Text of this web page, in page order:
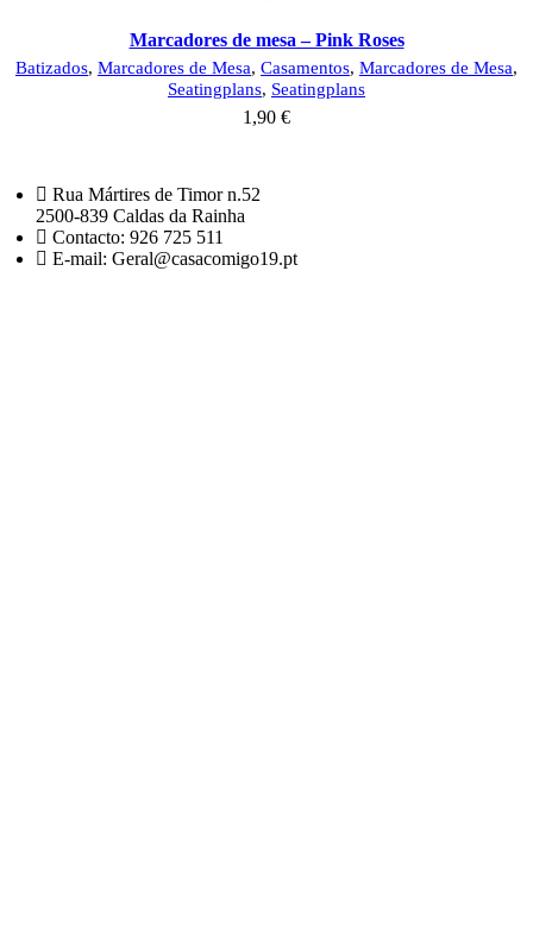
Marcadores de mesa – Pink Roses
Batizados, Marcadores de Mesa, Casamentos, Marcadores de Mesa,
Seatingplans, Seatingplans
1,90 €
Rua Mártires de Timor n.52
2500-839 Caldas da Rainha
Contacto: 926 725 511
E-mail: Geral@casacomigo19.pt